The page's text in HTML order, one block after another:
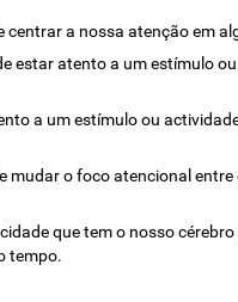
centrar a nossa atenção em
estar atento a um estímulo
a um estímulo ou
mudar o foco atencional
que tem o nosso
tempo.